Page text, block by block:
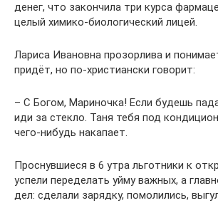
денег, что закончила три курса
целый химико-биологический лицей.
Лариса Ивановна прозорлива и
придёт, но по-христиански говорит:
– С Богом, Мариночка! Если будешь
иди за стекло. Таня тебя под
чего-нибудь накапает.
Проснувшиеся в 6 утра льготники к
успели переделать уйму важных, а
дел: сделали зарядку, помолились,